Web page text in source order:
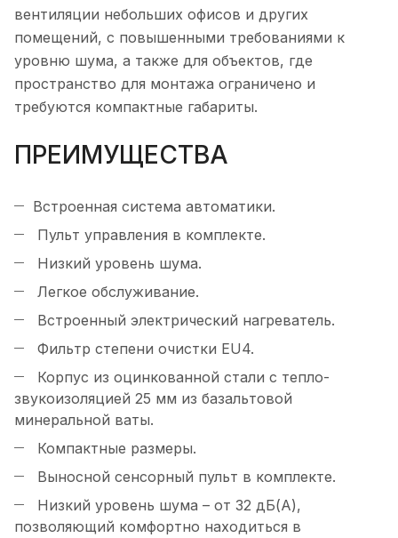
вентиляции небольших офисов и других
помещений, с повышенными требованиями к
уровню шума, а также для объектов, где
пространство для монтажа ограничено и
требуются компактные габариты.
ПРЕИМУЩЕСТВА
Встроенная система автоматики.
Пульт управления в комплекте.
Низкий уровень шума.
Легкое обслуживание.
Встроенный электрический нагреватель.
Фильтр степени очистки EU4.
Корпус из оцинкованной стали с тепло-
звукоизоляцией 25 мм из базальтовой
минеральной ваты.
Компактные размеры.
Выносной сенсорный пульт в комплекте.
Низкий уровень шума – от 32 дБ(А),
позволяющий комфортно находиться в